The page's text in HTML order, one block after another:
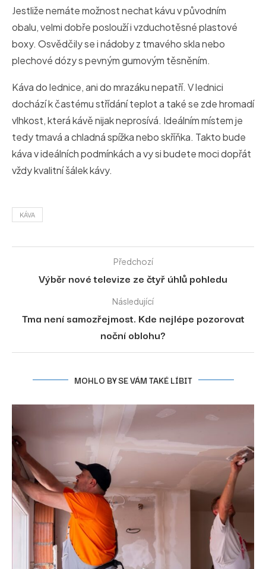
Jestliže nemáte možnost nechat kávu v původním
obalu, velmi dobře poslouží i vzduchotěsné plastové
boxy. Osvědčily se i nádoby z tmavého skla nebo
plechové dózy s pevným gumovým těsněním.
Káva do lednice, ani do mrazáku nepatří. V lednici
dochází k častému střídání teplot a také se zde hromadí
vlhkost, která kávě nijak neprosívá. Ideálním místem je
tedy tmavá a chladná spížka nebo skříňka. Takto bude
káva v ideálních podmínkách a vy si budete moci dopřát
vždy kvalitní šálek kávy.
KÁVA
Předchozí
Výběr nové televize ze čtyř úhlů pohledu
Následující
Tma není samozřejmost. Kde nejlépe pozorovat
noční oblohu?
MOHLO BY SE VÁM TAKÉ LÍBIT